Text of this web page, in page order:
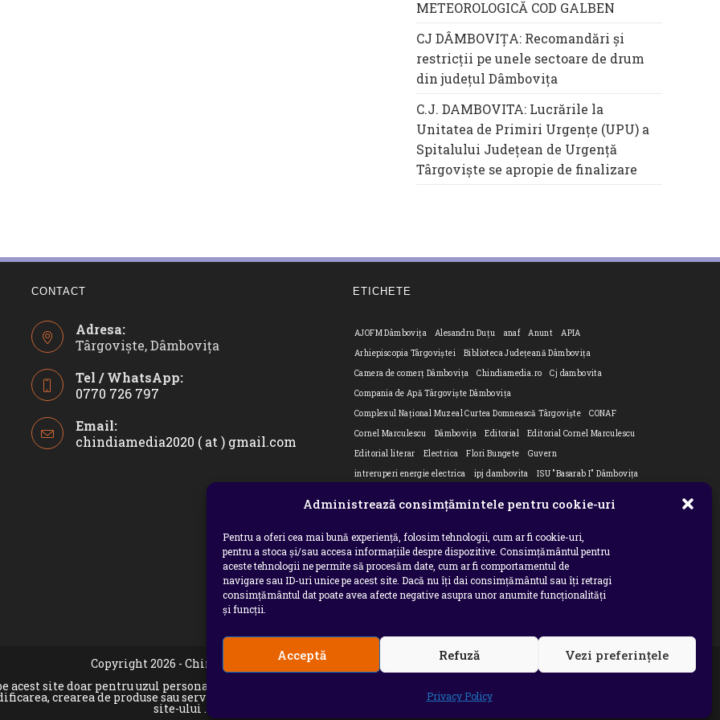
Administrează consimțămintele pentru cookie-uri
Pentru a oferi cea mai bună experiență, folosim tehnologii, cum ar fi cookie-uri,
pentru a stoca și/sau accesa informațiile despre dispozitive. Consimțământul pentru
aceste tehnologii ne permite să procesăm date, cum ar fi comportamentul de
navigare sau ID-uri unice pe acest site. Dacă nu îți dai consimțământul sau îți retragi
consimțământul dat poate avea afecte negative asupra unor anumite funcționalități
și funcții.
Acceptă Refuză Vezi preferințele
Privacy Policy
METEOROLOGICĂ COD GALBEN
CJ DÂMBOVIȚA: Recomandări și
restricții pe unele sectoare de drum
din județul Dâmbovița
C.J. DAMBOVITA: Lucrările la
Unitatea de Primiri Urgențe (UPU) a
Spitalului Județean de Urgență
Târgoviște se apropie de finalizare
CONTACT
Adresa:
Târgoviște, Dâmbovița
Tel / WhatsApp:
0770 726 797
in
your
Email:
chindiamedia2020 ( at ) gmail.com
application
ETICHETE
AJOFM Dâmbovița Alesandru Duțu anaf Anunt
APIA
Arhiepiscopia Târgoviștei
Biblioteca Județeană Dâmbovița
Camera de comerț Dâmbovița
Chindiamedia.ro
Cj dambovita
Compania de Apă Târgoviște Dâmbovița
Complexul Național Muzeal Curtea Domnească Târgoviște
CONAF
Cornel Marculescu
Dâmbovița Editorial
Editorial Cornel Marculescu
Editorial literar
Electrica Flori Bungete
Guvern
intreruperi energie electrica
ipj dambovita
ISU "Basarab I" Dâmbovița
JURNAL DE CĂLĂTORIE
Laurențiu Ștefan Szemkovics
Ministerul Educației
ministerul sanatatii Nu-ți uita istoria
Prefectura dambovita
Primaria Dragodana
Primaria Lucieni
primaria Răzvad
Primaria Ulmi primăria Târgoviște
PSD Dambovita
psiholog
Serial Situatia Covid 19 Dambovita
Situație Covid-19
Copyright 2026 - Chindia Media
site doar pentru uzul personal sau necomercial. Sunt INTERZISE copierea, reproducerea, recompilarea,
crearea de produse sau servicii complete derivate, precum si orice modalitate de exploatare a continutului
site-ului .